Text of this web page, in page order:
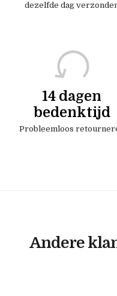
dezelfde dag
14 dagen
bedenktijd
Probleemloos
Andere